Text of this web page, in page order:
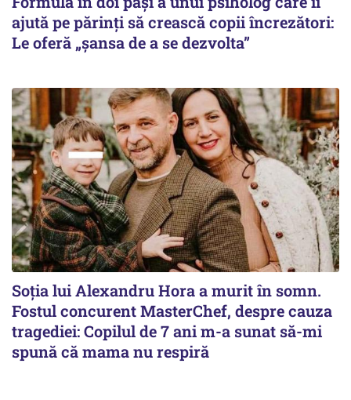
ajută pe părinți să crească copii încrezători:
Le oferă „șansa de a se dezvolta”
Soția lui Alexandru Hora a murit în somn.
Fostul concurent MasterChef, despre cauza
tragediei: Copilul de 7 ani m-a sunat să-mi
spună că mama nu respiră